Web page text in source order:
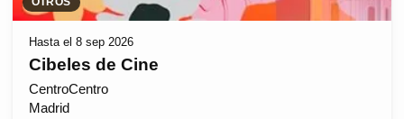
Hasta el 8 sep 2026
Cibeles de Cine
CentroCentro
Madrid